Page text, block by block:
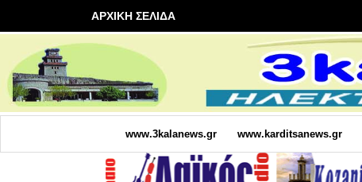
ΑΡΧΙΚΗ ΣΕΛΙΔΑ
www.3kalanews.gr www.karditsanews.gr